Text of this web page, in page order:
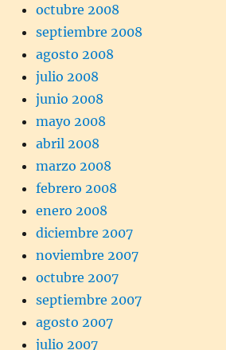
octubre 2008
septiembre 2008
agosto 2008
julio 2008
junio 2008
mayo 2008
abril 2008
marzo 2008
febrero 2008
enero 2008
diciembre 2007
noviembre 2007
octubre 2007
septiembre 2007
agosto 2007
julio 2007